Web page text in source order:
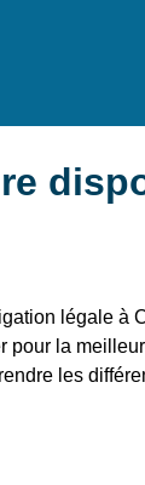
légale à
pour la
les